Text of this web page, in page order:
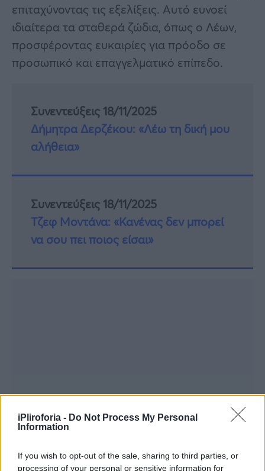
iPliroforia - Do Not Process My Personal
Information
If you wish to opt-out of the sale, sharing to third parties, or
processing of your personal or sensitive information for
επιταχύνοντας τις εξελίξεις. Αυτό ευνοεί
ιδιαίτερα τα σταθερά ζώδια, όπως ο Λέων,
προσφέροντας ευκαιρίες για πρόοδο σε
προσωπικό και επαγγελματικό επίπεδο.
Συνεντεύξεις 18/11/2025
Δήμητρα Δερζέκου: «Λέω τη δική μου
αλήθεια»
Συνεντεύξεις 18/11/2025
Τζεφ Μοντάνα: «Κανένας δεν μπορεί
να σου πει ποιος είσαι»